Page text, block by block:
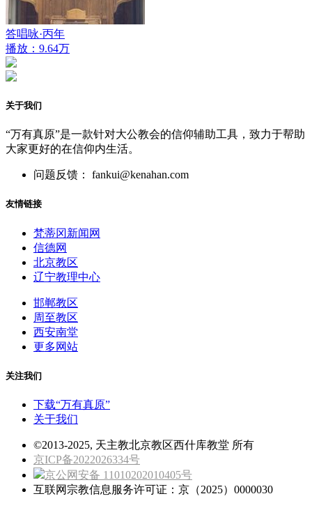
答唱咏·丙年
播放：9.64万
关于我们
“万有真原”是一款针对大公教会的信仰辅助工具，致力于帮助
大家更好的在信仰内生活。
问题反馈： fankui@kenahan.com
友情链接
梵蒂冈新闻网
信德网
北京教区
辽宁教理中心
邯郸教区
周至教区
西安南堂
更多网站
关注我们
下载“万有真原”
关于我们
©2013-2025, 天主教北京教区西什库教堂 所有
京ICP备2022026334号
京公网安备 11010202010405号
互联网宗教信息服务许可证：京（2025）0000030